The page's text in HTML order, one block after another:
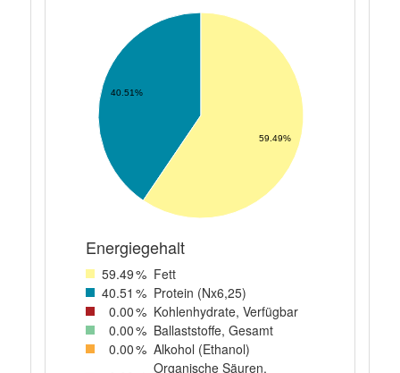
40.51%
59.49%
Energiegehalt
59.49% Fett
40.51 % Protein (Nx6,25)
0.00% Kohlenhydrate, Verfügbar
0.00% Ballaststoffe, Gesamt
0.00% Alkohol (Ethanol)
Organische Säuren,